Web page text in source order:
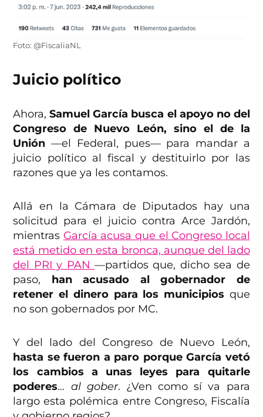
Foto: @FiscaliaNL
Juicio político
Ahora,Samuel García busca el apoyo no del
Congreso de Nuevo León, sino el de la
Unión —el Federal, pues— para mandar a
juicio político al fiscal y destituirlo por las
razones que ya les contamos.
Allá en la Cámara de Diputados hay una
solicitud para el juicio contra Arce Jardón,
mientras García acusa que el Congreso local
está metido en esta bronca, aunque del lado
del PRI y PAN —partidos que, dicho sea de
paso, han acusado al gobernador de
retener el dinero para los municipios que
no son gobernados por MC.
Y del lado del Congreso de Nuevo León,
hasta se fueron a paro porque García vetó
los cambios a unas leyes para quitarle
poderes… al gober. ¿Ven como sí va para
largo esta polémica entre Congreso, Fiscalía